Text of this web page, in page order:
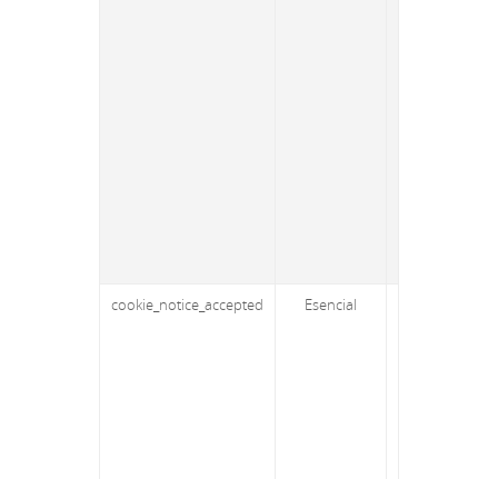
cookie_notice_accepted Esencial